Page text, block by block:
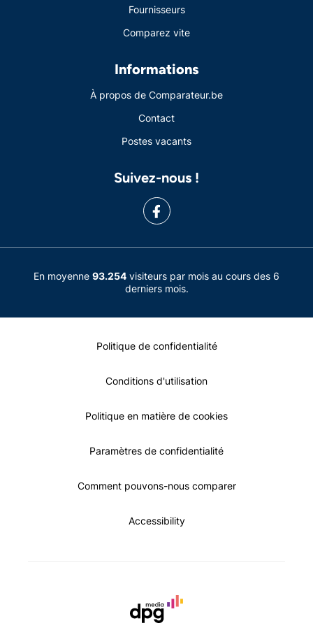
Fournisseurs
Comparez vite
Informations
À propos de Comparateur.be
Contact
Postes vacants
Suivez-nous !
En moyenne 93.254 visiteurs par mois au cours des 6
derniers mois.
Politique de confidentialité
Conditions d'utilisation
Politique en matière de cookies
Paramètres de confidentialité
Comment pouvons-nous comparer
Accessibility